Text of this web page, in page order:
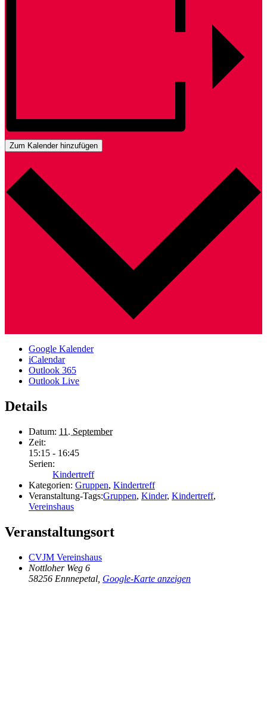
Zum Kalender hinzufügen
Google Kalender
iCalendar
Outlook 365
Outlook Live
Details
Datum: 11. September
Zeit:
15:15 - 16:45
Serien:
Kindertreff
Kategorien: Gruppen, Kindertreff
Veranstaltung-Tags:Gruppen, Kinder, Kindertreff,
Vereinshaus
Veranstaltungsort
CVJM Vereinshaus
Nottloher Weg 6
58256 Ennnepetal Google-Karte anzeigen